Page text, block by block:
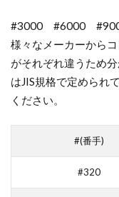
モ
テ
ィ
ま
#3000 #6000 #9000
様々なメーカーから
がそれぞれ違うため
はJIS規格で定められ
ください。
#(番手)
#320